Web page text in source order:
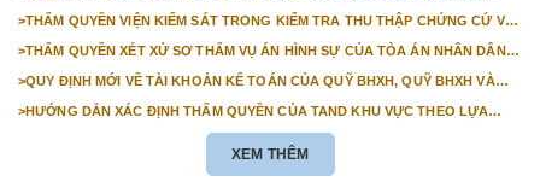
>THẨM QUYỀN VIỆN KIỂM SÁT TRONG KIỂM TRA THU THẬP CHỨNG CỨ VỤ
>THẨM QUYỀN XÉT XỬ SƠ THẨM VỤ ÁN HÌNH SỰ CỦA TÒA ÁN NHÂN DÂN
>QUY ĐỊNH MỚI VỀ TÀI KHOẢN KẾ TOÁN CỦA QUỸ BHXH, QUỸ BHXH VÀ
>HƯỚNG DẪN XÁC ĐỊNH THẨM QUYỀN CỦA TAND KHU VỰC THEO LỰA
XEM THÊM